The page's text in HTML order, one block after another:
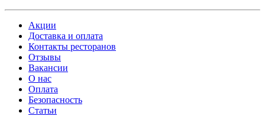
Акции
Доставка и оплата
Контакты ресторанов
Отзывы
Вакансии
О нас
Оплата
Безопасность
Статьи